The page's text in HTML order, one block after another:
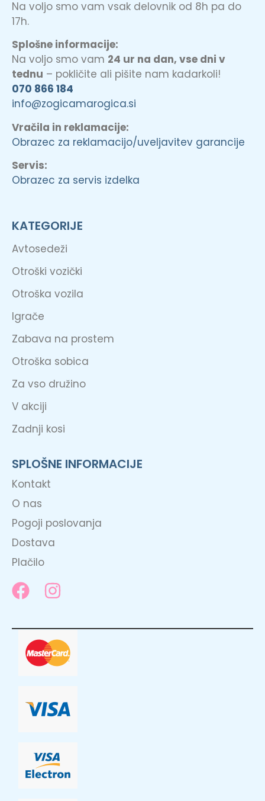
Na voljo smo vam vsak delovnik od 8h pa do
17h.
Splošne informacije:
Na voljo smo vam 24 ur na dan, vse dni v
tednu – pokličite ali pišite nam kadarkoli!
070 866 184
info@zogicamarogica.si
Vračila in reklamacije:
Obrazec za reklamacijo/uveljavitev garancije
Servis:
Obrazec za servis izdelka
KATEGORIJE
Avtosedeži
Otroški vozički
Otroška vozila
Igrače
Zabava na prostem
Otroška sobica
Za vso družino
V akciji
Zadnji kosi
SPLOŠNE INFORMACIJE
Kontakt
O nas
Pogoji poslovanja
Dostava
Plačilo